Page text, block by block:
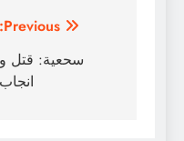
تصفّح
المقالات
Previous:
سحعية: قتل و
انجاب